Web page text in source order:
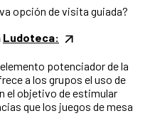
opción de visita guiada?
Ludoteca:
potenciador de la
a los grupos el uso de
el objetivo de estimular
que los juegos de mesa